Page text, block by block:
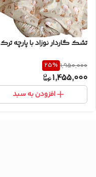
تشک گاردار نوزاد با پارچه ترک
1,950,000
25%
1,455,000
افزودن به سبد